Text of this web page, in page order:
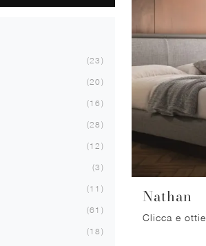
23
20
16
28
12
3
11
61
18
Nathan